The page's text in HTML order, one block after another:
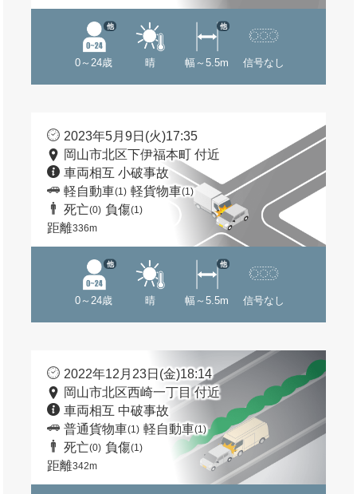
0～24歳
他
晴 幅～5.5m
他
信号なし
2023年5月9日(火)17:35
岡山市北区下伊福本町 付近
車両相互 小破事故
軽自動車(1) 軽貨物車(1)
死亡(0) 負傷(1)
距離336m
0～24歳
他
晴 幅～5.5m
他
信号なし
2022年12月23日(金)18:14
岡山市北区西崎一丁目 付近
車両相互 中破事故
普通貨物車(1) 軽自動車(1)
死亡(0) 負傷(1)
距離342m